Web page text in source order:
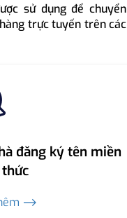
sử dụng để chuyển
trực tuyến trên các
đăng ký tên miền
⟶